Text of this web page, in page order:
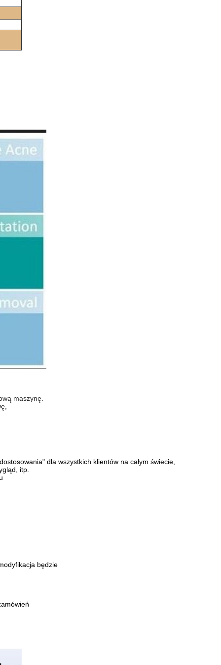
maszynę.
dla wszystkich klientów na całym świecie,
itp.
będzie